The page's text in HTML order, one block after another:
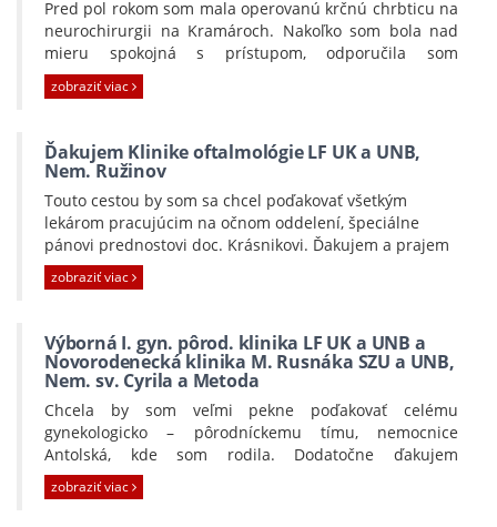
Pred pol rokom som mala operovanú krčnú chrbticu na
neurochirurgii na Kramároch. Nakoľko som bola nad
mieru spokojná s prístupom, odporučila som
kamarátke, ktorá mala tie isté problémy, a mala
absolvovať podobnú operáciu, práve Kramáre. Chceme
MUDr. Džuberovi, ktorý sa nám venoval aj po operácii.
Vďaka patrí aj sestričkám : Michaele Peškovej a Ade
príjemné prostredie, čo sa v nemocnici málo kedy vidí.
Chcem spomenúť aj Vrchnú sestru Valiku. Ešte raz
veľká vďaka celému tímu. Nech sa Vám darí do
budúcnosti a nech máme veľa takých sestričiek na
zobraziť viac
Ďakujem Klinike oftalmológie LF UK a UNB,
Nem. Ružinov
Touto cestou by som sa chcel poďakovať všetkým
lekárom pracujúcim na očnom oddelení, špeciálne
pánovi prednostovi doc. Krásnikovi. Ďakujem a prajem
všetko dobré.
Peter P.
zobraziť viac
Výborná I. gyn. pôrod. klinika LF UK a UNB a
Novorodenecká klinika M. Rusnáka SZU a UNB,
Nem. sv. Cyrila a Metoda
Chcela by som veľmi pekne poďakovať celému
gynekologicko – pôrodníckemu tímu, nemocnice
Antolská, kde som rodila. Dodatočne ďakujem
predovšetkým môjmu pôrodníkovi MUDr. Pavlovi
Janáčovi, ktorý priviedol na svet môjho krásneho
zobraziť viac